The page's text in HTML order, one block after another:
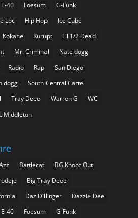
E-40 Foesum
G-Funk
Loc Hip Hop
Ice Cube
Kokane Kurupt
Lil 1/2 Dead
Mr. Criminal
Nate dogg
Radio Rap
San Diego
dogg
South Central Cartel
Tray Deee Warren G
WC
Middleton
Battlecat
BG Knocc Out
Big Tray Deee
Daz Dillinger
Dazzie Dee
E-40 Foesum
G-Funk